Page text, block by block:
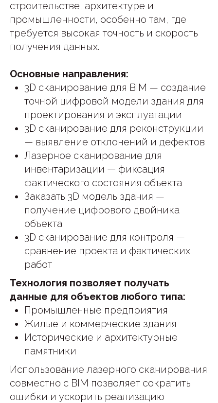
строительстве, архитектуре и
промышленности, особенно там, где
требуется высокая точность и скорость
получения данных.
Основные направления:
3D сканирование для BIM — создание
точной цифровой модели здания для
проектирования и эксплуатации
3D сканирование для реконструкции
— выявление отклонений и дефектов
Лазерное сканирование для
инвентаризации — фиксация
фактического состояния объекта
Заказать 3D модель здания —
получение цифрового двойника
объекта
3D сканирование для контроля —
сравнение проекта и фактических
работ
Технология позволяет получать
данные для объектов любого типа:
Промышленные предприятия
Жилые и коммерческие здания
Исторические и архитектурные
памятники
Использование лазерного сканирования
совместно с BIM позволяет сократить
ошибки и ускорить реализацию